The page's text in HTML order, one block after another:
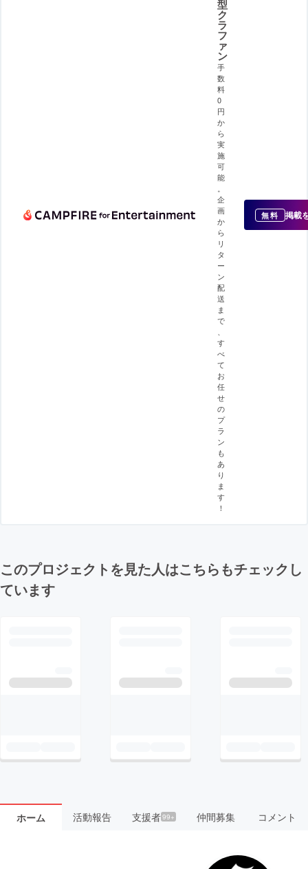
型
ク
ラ
フ
ァ
ン
手
数
料
0
円
か
ら
実
施
可
能
企
画
か
ら
リ
タ
ー
ン
配
送
ま
で
す
べ
て
お
任
せ
の
プ
ラ
ン
も
あ
り
ま
す
！
無料 掲載
このプロジェクトを見た人はこちらもチェックし
ています
ホーム 活動報告 支援者99+ 仲間募集 コメント